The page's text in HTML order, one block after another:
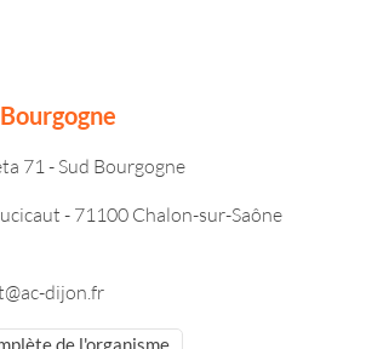
71 - Sud Bourgogne
- 71100 Chalon-sur-Saône
dijon.fr
de l'organisme